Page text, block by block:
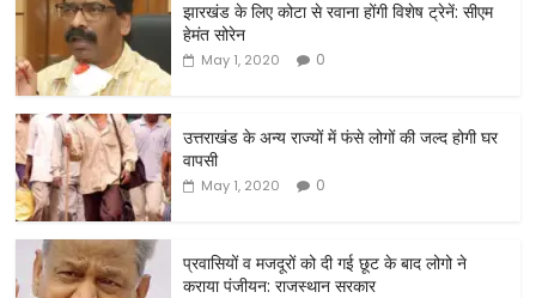
e
b
o
o
k
er e
झारखंड के लिए कोटा से रवाना होंगी विशेष ट्रेनें: सीएम
हेमंत सोरेन
May 1, 2020 0
उत्तराखंड के अन्य राज्यों में फंसे लोगों की जल्द होगी घर
वापसी
May 1, 2020 0
प्रवासियों व मजदूरों को दी गई छूट के बाद लोगो ने
कराया पंजीयन: राजस्थान सरकार